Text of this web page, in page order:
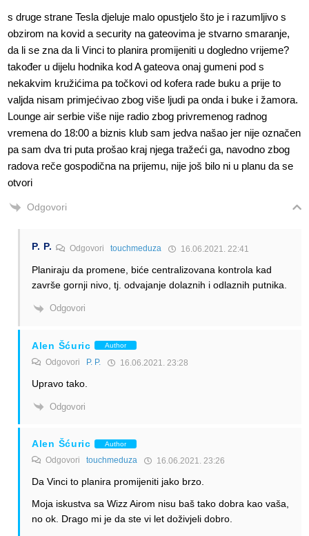
s druge strane Tesla djeluje malo opustjelo što je i razumljivo s
obzirom na kovid a security na gateovima je stvarno smaranje,
da li se zna da li Vinci to planira promijeniti u dogledno vrijeme?
također u dijelu hodnika kod A gateova onaj gumeni pod s
nekakvim kružićima pa točkovi od kofera rade buku a prije to
valjda nisam primjećivao zbog više ljudi pa onda i buke i žamora.
Lounge air serbie više nije radio zbog privremenog radnog
vremena do 18:00 a biznis klub sam jedva našao jer nije označen
pa sam dva tri puta prošao kraj njega tražeći ga, navodno zbog
radova reče gospodična na prijemu, nije još bilo ni u planu da se
otvori
Odgovori
P. P. Odgovori touchmeduza 16.06.2021. 22:41
Planiraju da promene, biće centralizovana kontrola kad
završe gornji nivo, tj. odvajanje dolaznih i odlaznih putnika.
Odgovori
Alen Šćuric Author
Odgovori P. P. 16.06.2021. 23:28
Upravo tako.
Odgovori
Alen Šćuric Author
Odgovori touchmeduza 16.06.2021. 23:26
Da Vinci to planira promijeniti jako brzo.
Moja iskustva sa Wizz Airom nisu baš tako dobra kao vaša,
no ok. Drago mi je da ste vi let doživjeli dobro.